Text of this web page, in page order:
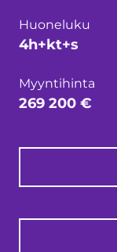
Huoneluku
4h+kt+s
Myyntihinta
269 200 €